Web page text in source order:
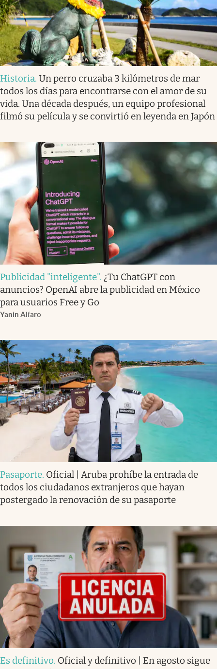
Historia. Un perro cruzaba 3 kilómetros de mar
todos los días para encontrarse con el amor de su
vida. Una década después, un equipo profesional
filmó su película y se convirtió en leyenda en Japón
Publicidad "inteligente". ¿Tu ChatGPT con
anuncios? OpenAI abre la publicidad en México
para usuarios Free y Go
Yanin Alfaro
Pasaporte. Oficial | Aruba prohíbe la entrada de
todos los ciudadanos extranjeros que hayan
postergado la renovación de su pasaporte
Es definitivo. Oficial y definitivo | En agosto sigue